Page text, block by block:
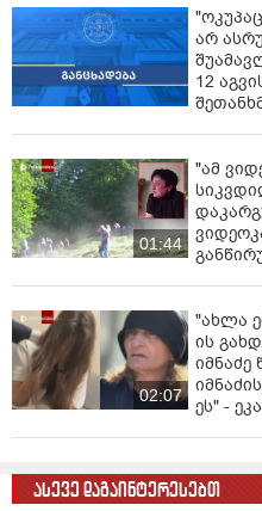
სამართლის კოდექსის 19-
მკვლელობის მცდელობა ორი
დაიწყო. პოლიციამ
არ
12
01:44
"ამ
02:07
"ახლა
ის
იმნაძე
ეს" -
ასევე დაგაინტერესებთ